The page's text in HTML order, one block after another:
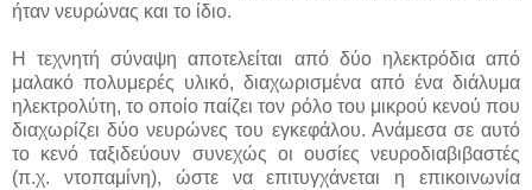
ήταν νευρώνας και το ίδιο.
Η τεχνητή σύναψη αποτελείται από δύο ηλεκτρόδια από
μαλακό πολυμερές υλικό, διαχωρισμένα από ένα διάλυμα
ηλεκτρολύτη, το οποίο παίζει τον ρόλο του μικρού κενού που
διαχωρίζει δύο νευρώνες του εγκεφάλου. Ανάμεσα σε αυτό
το κενό ταξιδεύουν συνεχώς οι ουσίες νευροδιαβιβαστές
(π.χ. ντοπαμίνη), ώστε να επιτυγχάνεται η επικοινωνία